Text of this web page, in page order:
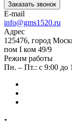
Заказать звонок
E-mail
info@gms1520.ru
Адрес
125476, город
пом I ком 49/9
Режим работы
Пн. – Пт.: с 9:00 до